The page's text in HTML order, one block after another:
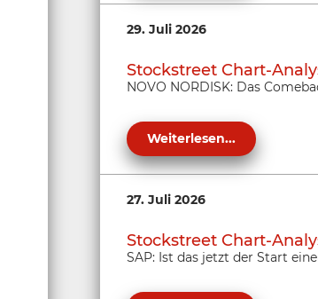
29. Juli 2026
Stockstreet Chart-
NOVO NORDISK: Das
Weiterlesen...
27. Juli 2026
Stockstreet Chart-
SAP: Ist das jetzt der Start